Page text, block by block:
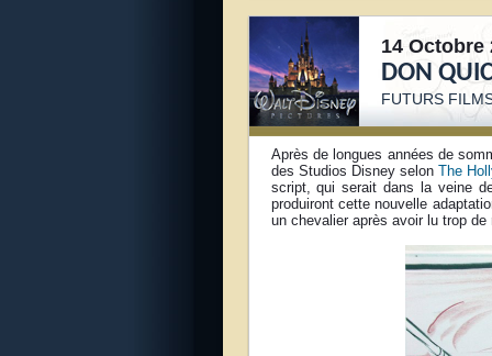
14 Octobre
DON
FUTURS
Après de longues années de
des Studios Disney selonThe
script, qui serait dans la veine
produiront cette nouvelle
un chevalier après avoir lu trop